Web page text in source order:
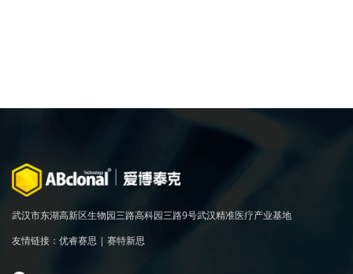
武汉市东湖高新区生物园三路高科园三路9号武汉精准医疗产业基地
友情链接： 优睿赛思 | 赛特新思